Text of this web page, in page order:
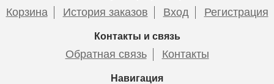
Корзина История заказов Вход Регистрация
Контакты и связь
Обратная связь Контакты
Навигация